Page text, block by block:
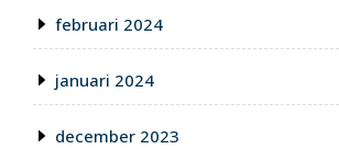
februari 2024
januari 2024
december 2023